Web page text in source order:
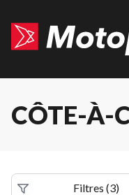
CÔTE-À-
Filtres (3)